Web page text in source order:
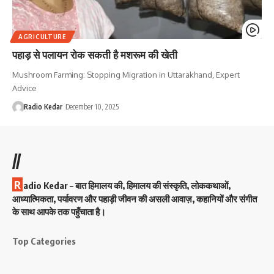
AGRICULTURE
पहाड़ से पलायन रोक सकती है मशरूम की खेती
Mushroom Farming: Stopping Migration in Uttarakhand, Expert
Advice
Radio Kedar December 10, 2025
//
R adio Kedar – बात हिमालय की, हिमालय की संस्कृति, लोककथाओं,
आध्यात्मिकता, पर्यावरण और पहाड़ी जीवन की असली आवाज़, कहानियों और संगीत
के साथ आपके तक पहुँचाता है।
Top Categories